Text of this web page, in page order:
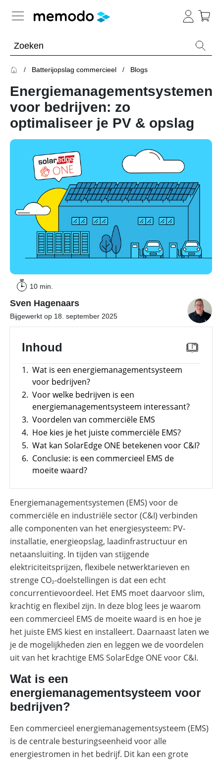
Batterijopslag residentieel
Overzicht
Onderwerpen
Thuisbatterijen
Omvormers
Optimizers
Batterijopslag commercieel
Overzicht
commerciële
batterij
Overzicht
Blogs
Overzicht
power
Sungrow
CX
commerciële
Energiemanagementsystemen
optimaliseer
PV
opslag
Sungrow
PowerStack
commercieel
opslagsysteem
SolarEdge
CSS-
opslag
Noodstroomvoorziening
in
commerciële
sector
met
een
ADS-
TEC
Energy
commerciële
slimme
oplossingen
voor
grootschalige
Commerciële
batterijopslag:
zelfconsumptie
verhogen
verlagen
PV-installaties
Overzicht
E-mobility
Batterijopslag commercieel Blogs
Energiemanagementsystemen
voor bedrijven: zo
optimaliseer je PV & opslag
Bijgewerkt op 18. september 2025
10 min.
Sven Hagenaars
Inhoud
1. Wat is een energiemanagementsysteem
voor bedrijven?
2. Voor welke bedrijven is een
energiemanagementsysteem interessant?
3. Voordelen van commerciële EMS
4. Hoe kies je het juiste commerciële EMS?
5. Wat kan SolarEdge ONE betekenen voor C&I?
6. Conclusie: is een commercieel EMS de
moeite waard?
Energiemanagementsystemen (EMS) voor de
commerciële en industriële sector (C&I) verbinden
alle componenten van het energiesysteem: PV-
installatie, energieopslag, laadinfrastructuur en
netaansluiting. In tijden van stijgende
elektriciteitsprijzen, flexibele netwerktarieven en
strenge CO₂-doelstellingen is dat een echt
concurrentievoordeel. Het EMS moet daarvoor slim,
krachtig en flexibel zijn. In deze blog lees je waarom
een commercieel EMS de moeite waard is en hoe je
het juiste EMS kiest en installeert. Daarnaast laten we
je de mogelijkheden zien en leggen we de voordelen
uit van het krachtige EMS SolarEdge ONE voor C&I.
Wat is een
energiemanagementsysteem voor
bedrijven?
Een commercieel energiemanagementsysteem (EMS)
is de centrale besturingseenheid voor alle
energiestromen in het bedrijf. Dit kan een grote